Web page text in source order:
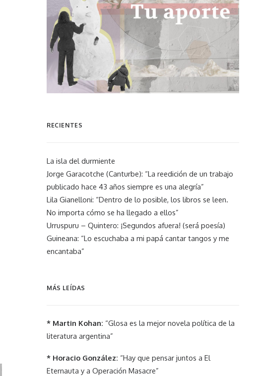
RECIENTES
La isla del durmiente
Jorge Garacotche (Canturbe): “La reedición de un trabajo
publicado hace 43 años siempre es una alegría”
Lila Gianelloni: “Dentro de lo posible, los libros se leen.
No importa cómo se ha llegado a ellos”
Urruspuru – Quintero: ¡Segundos afuera! (será poesía)
Guineana: “Lo escuchaba a mi papá cantar tangos y me
encantaba”
MÁS LEÍDAS
* Martin Kohan: “Glosa es la mejor novela política de la
literatura argentina”
* Horacio González: “Hay que pensar juntos a El
Eternauta y a Operación Masacre”